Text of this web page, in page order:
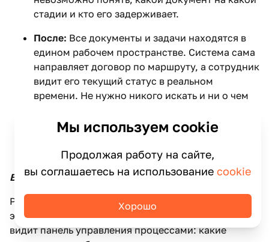
стадии и кто его задерживает.
После: Все документы и задачи находятся в
едином рабочем пространстве. Система сама
направляет договор по маршруту, а сотрудник
видит его текущий статус в реальном
времени. Не нужно никого искать и ни о чем
автоматически. Освободившееся время
тратится на смысловую работу, а не на
административную рутину.
Выгода для руководителя (контроль, аналитика)
Руководитель получает инструмент для
эффективного управления. Он в любой момент
видит панель управления процессами: какие
Мы используем cookie
Продолжая работу на сайте,
вы соглашаетесь на использование cookie
Хорошо